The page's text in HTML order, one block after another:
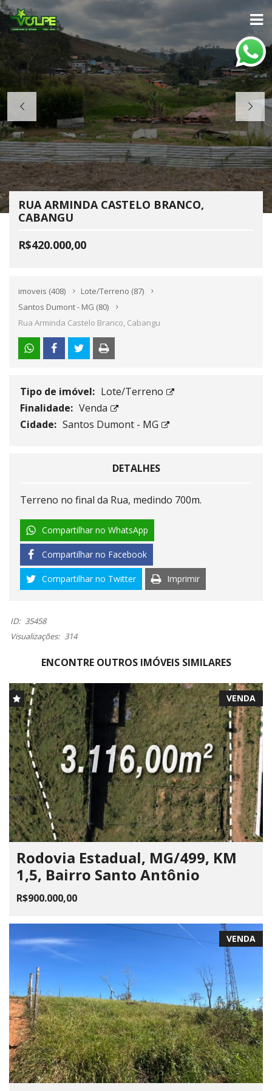
RUA ARMINDA CASTELO BRANCO,
CABANGU
R$420.000,00
imoveis (408) Lote/Terreno (87)
Santos Dumont - MG (80)
Rua Arminda Castelo Branco, Cabangu
Tipo de imóvel: Lote/Terreno
Finalidade: Venda
Cidade: Santos Dumont - MG
DETALHES
Terreno no final da Rua, medindo 700m.
Compartilhar no WhatsApp
Compartilhar no Facebook
Compartilhar no Twitter Imprimir
ID: 35458
Visualizações: 314
ENCONTRE OUTROS IMÓVEIS SIMILARES
VENDA
Rodovia Estadual, MG/499, KM
1,5, Bairro Santo Antônio
R$900.000,00
VENDA